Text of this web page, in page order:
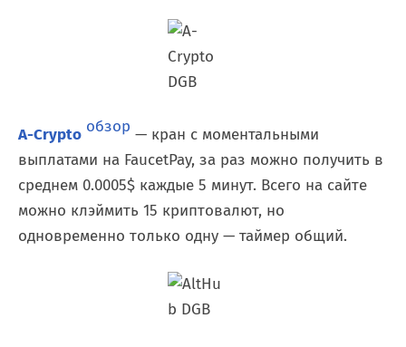
A-Crypto обзор — кран с моментальными
выплатами на FaucetPay, за раз можно получить в
среднем 0.0005$ каждые 5 минут. Всего на сайте
можно клэймить 15 криптовалют, но
одновременно только одну — таймер общий.